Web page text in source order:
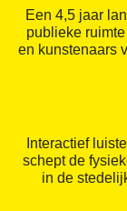
Een 4,5 jaar
publieke
en kunstenaars
Interactief
schept de
in de